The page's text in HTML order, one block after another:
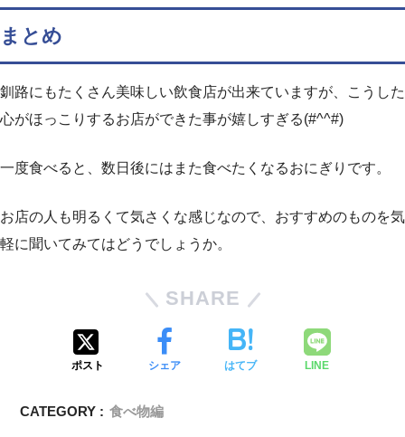
まとめ
釧路にもたくさん美味しい飲食店が出来ていますが、こうした
心がほっこりするお店ができた事が嬉しすぎる(#^^#)
一度食べると、数日後にはまた食べたくなるおにぎりです。
お店の人も明るくて気さくな感じなので、おすすめのものを気
軽に聞いてみてはどうでしょうか。
SHARE
ポスト シェア はてブ LINE
CATEGORY : 食べ物編